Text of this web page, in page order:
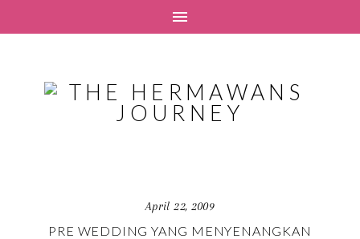
April 22, 2009
PRE WEDDING YANG MENYENANGKAN